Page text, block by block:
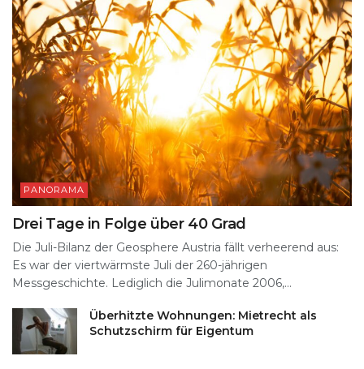
PANORAMA
Drei Tage in Folge über 40 Grad
Die Juli-Bilanz der Geosphere Austria fällt verheerend aus:
Es war der viertwärmste Juli der 260-jährigen
Messgeschichte. Lediglich die Julimonate 2006,...
Überhitzte Wohnungen: Mietrecht als
Schutzschirm für Eigentum